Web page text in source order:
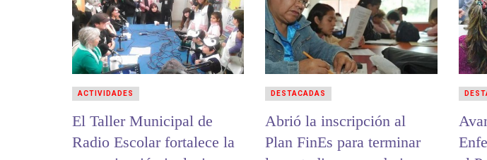
El Taller Municipal de
Radio Escolar fortalece la
ACTIVIDADES
Abrió la inscripción al
Plan FinEs para terminar
DESTACADAS